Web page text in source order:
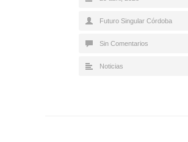
Futuro Singular Córdoba
Sin Comentarios
Noticias